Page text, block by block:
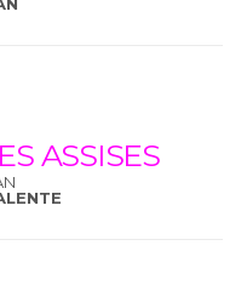
ASSISES